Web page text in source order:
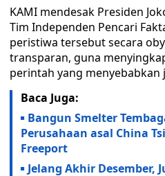
KAMI mendesak Presiden
Tim Independen Pencari
peristiwa tersebut secara
transparan, guna
perintah yang
Baca Juga:
Bangun Smelter
Perusahaan asal China
Freeport
Jelang Akhir Desember,